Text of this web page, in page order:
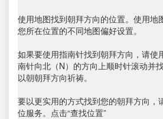
使用地图找到朝拜方向的位置。使用地
您所在位置的不同地图偏好设置。
如果要使用指南针找到朝拜方向，请使
南针向北（N）的方向上顺时针滚动并
以朝朝拜方向祈祷。
要以更实用的方式找到您的朝拜方向，
位服务。点击“查找位置”